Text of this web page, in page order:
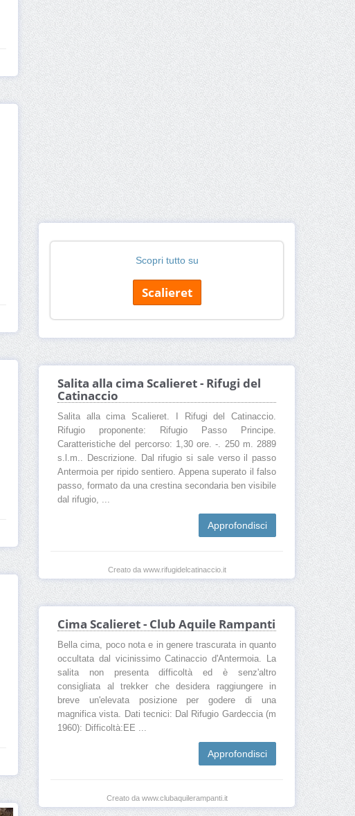
Scopri tutto su
Scalieret
Salita alla cima Scalieret - Rifugi del
Catinaccio
Salita alla cima Scalieret. I Rifugi del Catinaccio.
Rifugio proponente: Rifugio Passo Principe.
Caratteristiche del percorso: 1,30 ore. -. 250 m. 2889
s.l.m.. Descrizione. Dal rifugio si sale verso il passo
Antermoia per ripido sentiero. Appena superato il falso
passo, formato da una crestina secondaria ben visibile
dal rifugio, ...
Approfondisci
Creato da www.rifugidelcatinaccio.it
Cima Scalieret - Club Aquile Rampanti
Bella cima, poco nota e in genere trascurata in quanto
occultata dal vicinissimo Catinaccio d'Antermoia. La
salita non presenta difficoltà ed è senz'altro
consigliata al trekker che desidera raggiungere in
breve un'elevata posizione per godere di una
magnifica vista. Dati tecnici: Dal Rifugio Gardeccia (m
1960): Difficoltà:EE ...
Approfondisci
Creato da www.clubaquilerampanti.it